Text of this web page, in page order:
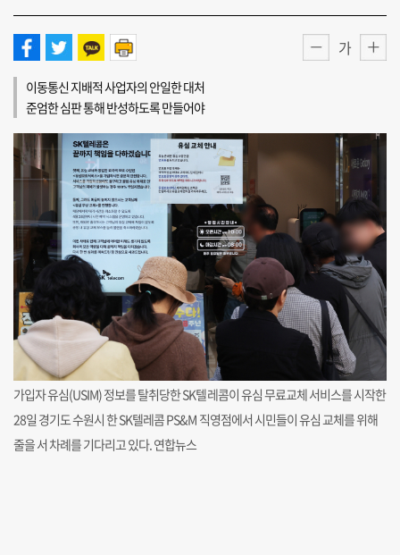
가
이동통신 지배적 사업자의 안일한 대처
준엄한 심판 통해 반성하도록 만들어야
가입자 유심(USIM) 정보를 탈취당한 SK텔레콤이 유심 무료교체 서비스를 시작한
28일 경기도 수원시 한 SK텔레콤 PS&M 직영점에서 시민들이 유심 교체를 위해
줄을 서 차례를 기다리고 있다. 연합뉴스